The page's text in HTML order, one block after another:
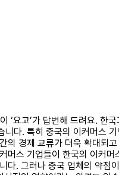
‘요고’가 답변해 드려요. 한
니다. 특히 중국의 이커머스 기
의 경제 교류가 더욱 확대되고
머스 기업들이 한국의 이커머
다. 그러나 중국 업체의 약점